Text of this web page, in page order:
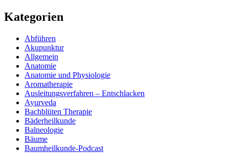
Kategorien
Abführen
Akupunktur
Allgemein
Anatomie
Anatomie und Physiologie
Aromatherapie
Ausleitungsverfahren – Entschlacken
Ayurveda
Bachblüten Therapie
Bäderheilkunde
Balneologie
Bäume
Baumheilkunde-Podcast